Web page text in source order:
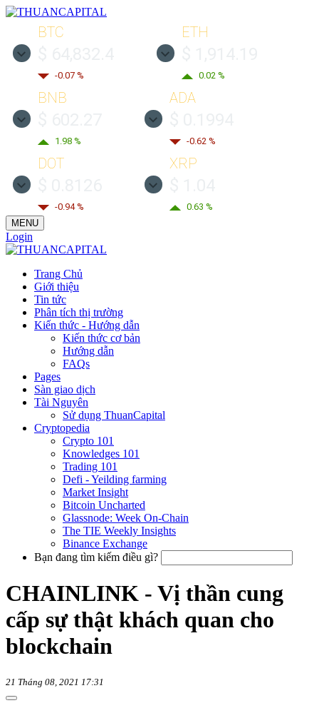
BTC
-0.07 %
ETH
0.02 %
BNB
1.98 %
ADA
-0.62 %
DOT
-0.94 %
XRP
0.63 %
MENU
Login
Trang Chủ
Giới thiệu
Tin tức
Phân tích thị trường
Kiến thức - Hướng dẫn
Kiến thức cơ bản
Hướng dẫn
FAQs
Pages
Sàn giao dịch
Tài Nguyên
Sử dụng ThuanCapital
Cryptopedia
Crypto 101
Knowledges 101
Trading 101
Defi - Yeilding farming
Market Insight
Bitcoin Uncharted
Glassnode: Week On-Chain
The TIE Weekly Insights
Binance Exchange
Bạn đang tìm kiếm điều gì?
CHAINLINK - Vị thần cung
cấp sự thật khách quan cho
blockchain
21 Tháng 08, 2021 17:31